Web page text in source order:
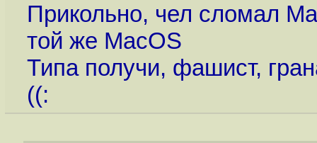
Прикольно, чел сломал
той же MacOS
Типа получи, фашист,
((: